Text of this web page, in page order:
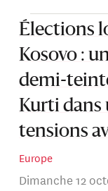
Élections
Kosovo :
demi-
Kurti dans
tensions
Europe
Dimanche 12